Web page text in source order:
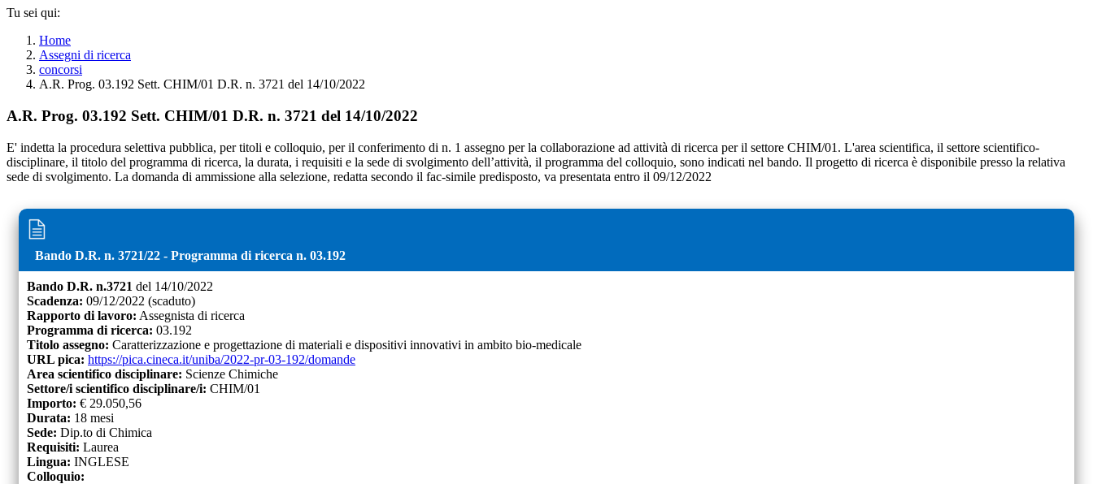
Tu sei qui:
Home
Assegni di ricerca
concorsi
A.R. Prog. 03.192 Sett. CHIM/01 D.R. n. 3721 del 14/10/2022
A.R. Prog. 03.192 Sett. CHIM/01 D.R. n. 3721 del 14/10/2022
E' indetta la procedura selettiva pubblica, per titoli e colloquio, per il conferimento di n. 1 assegno per la collaborazione ad attività di ricerca per il settore CHIM/01. L'area scientifica, il settore scientifico-
disciplinare, il titolo del programma di ricerca, la durata, i requisiti e la sede di svolgimento dell’attività, il programma del colloquio, sono indicati nel bando. Il progetto di ricerca è disponibile presso la relativa
sede di svolgimento. La domanda di ammissione alla selezione, redatta secondo il fac-simile predisposto, va presentata entro il 09/12/2022
Bando D.R. n. 3721/22 - Programma di ricerca n. 03.192
Bando D.R. n.3721 del 14/10/2022
Scadenza: 09/12/2022 (scaduto)
Rapporto di lavoro: Assegnista di ricerca
Programma di ricerca: 03.192
Titolo assegno: Caratterizzazione e progettazione di materiali e dispositivi innovativi in ambito bio-medicale
URL pica: https://pica.cineca.it/uniba/2022-pr-03-192/domande
Area scientifico disciplinare: Scienze Chimiche
Settore/i scientifico disciplinare/i: CHIM/01
Importo: € 29.050,56
Durata: 18 mesi
Sede: Dip.to di Chimica
Requisiti: Laurea
Lingua: INGLESE
Colloquio: